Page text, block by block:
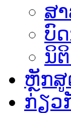
ສ
ບົ
ນິ
ຫຼັກສູ
ກ່ຽວ